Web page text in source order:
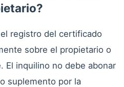
registro del certificado
sobre el propietario o
El inquilino no debe abonar
suplemento por la